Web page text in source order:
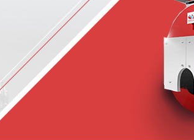
燃油气锅炉
蒸汽发生器
低氮冷凝锅炉案例 真空热水锅炉案例
生物质锅炉案例
食品行业
橡胶行业